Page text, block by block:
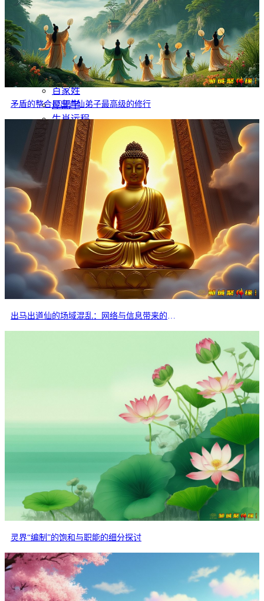
传统文化
八字命理
奇门遁甲
灵异故事
文学
哲学
百家姓
厚黑学
生肖运程
在线投稿
联系我们
矛盾的整合是出道仙弟子最高级的修行
灵界“编制”的饱和与职能的细分探讨